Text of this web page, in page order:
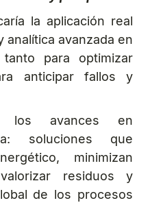
la aplicación real
analítica avanzada en
para optimizar
anticipar fallos y
los avances en
soluciones que
minimizan
residuos y
de los procesos